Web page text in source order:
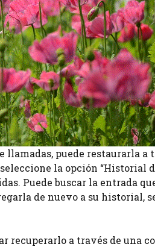
puede restaurarla a
la opción “Historial
Puede buscar la entrada
de nuevo a su historial,
recuperarlo a través de una